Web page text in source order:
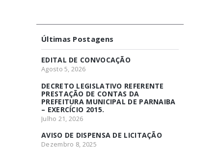
Últimas Postagens
EDITAL DE CONVOCAÇÃO
Agosto 5, 2026
DECRETO LEGISLATIVO REFERENTE
PRESTAÇÃO DE CONTAS DA
PREFEITURA MUNICIPAL DE PARNAIBA
– EXERCÍCIO 2015.
Julho 21, 2026
AVISO DE DISPENSA DE LICITAÇÃO
Dezembro 8, 2025